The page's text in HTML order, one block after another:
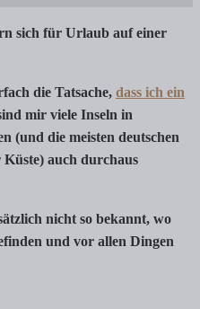
sich für Urlaub auf einer
die Tatsache, dass ich ein
mir viele Inseln in
(und die meisten deutschen
auch durchaus
nicht so bekannt, wo
und vor allen Dingen